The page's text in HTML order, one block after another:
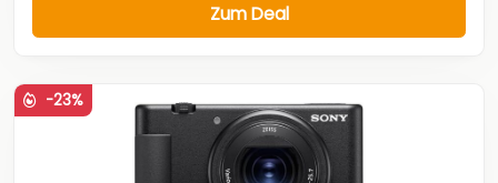
Zum Deal
-23%